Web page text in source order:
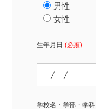
男性
女性
生年月日 (必須)
学校名・学部・学科